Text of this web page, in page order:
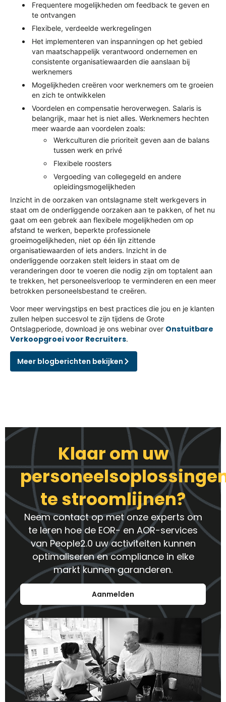
Frequentere mogelijkheden om feedback te geven en
te ontvangen
Flexibele, verdeelde werkregelingen
Het implementeren van inspanningen op het gebied
van maatschappelijk verantwoord ondernemen en
consistente organisatiewaarden die aanslaan bij
werknemers
Mogelijkheden creëren voor werknemers om te groeien
en zich te ontwikkelen
Voordelen en compensatie heroverwegen. Salaris is
belangrijk, maar het is niet alles. Werknemers hechten
meer waarde aan voordelen zoals:
Werkculturen die prioriteit geven aan de balans
tussen werk en privé
Flexibele roosters
Vergoeding van collegegeld en andere
opleidingsmogelijkheden
Inzicht in de oorzaken van ontslagname stelt werkgevers in
staat om de onderliggende oorzaken aan te pakken, of het nu
gaat om een gebrek aan flexibele mogelijkheden om op
afstand te werken, beperkte professionele
groeimogelijkheden, niet op één lijn zittende
organisatiewaarden of iets anders. Inzicht in de
onderliggende oorzaken stelt leiders in staat om de
veranderingen door te voeren die nodig zijn om toptalent aan
te trekken, het personeelsverloop te verminderen en een meer
betrokken personeelsbestand te creëren.
Voor meer wervingstips en best practices die jou en je klanten
zullen helpen succesvol te zijn tijdens de Grote
Ontslagperiode, download je ons webinar over Onstuitbare
Verkoopgroei voor Recruiters.
Meer blogberichten bekijken
Klaar om uw
te stroomlijnen?
Neem contact op met onze experts om
te leren hoe de EOR- en AOR-services
van People2.0 uw activiteiten kunnen
optimaliseren en compliance in elke
markt kunnen garanderen.
Aanmelden